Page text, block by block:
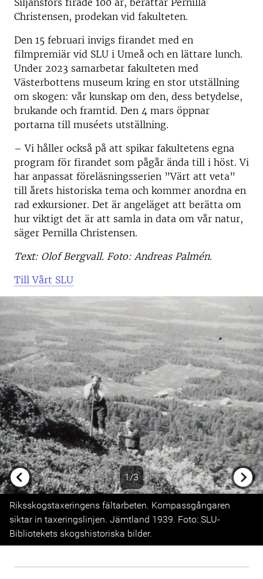
Christensen, prodekan vid fakulteten.
Den 15 februari invigs firandet med en
filmpremiär vid SLU i Umeå och en lättare lunch.
Under 2023 samarbetar fakulteten med
Västerbottens museum kring en stor utställning
om skogen: vår kunskap om den, dess betydelse,
brukande och framtid. Den 4 mars öppnar
portarna till muséets utställning.
– Vi håller också på att spikar fakultetens egna
program för firandet som pågår ända till i höst. Vi
har anpassat föreläsningsserien ”Värt att veta”
till årets historiska tema och kommer anordna en
rad exkursioner. Det är angeläget att berätta om
hur viktigt det är att samla in data om vår natur,
säger Pernilla Christensen.
Text: Olof Bergvall. Foto: Andreas Palmén.
Till Vårt SLU
1/3
Previous
Riksskogstaxeringens fältarbeten. Kompassgångaren
siktar in taxeringslinjen. Jämtland 1939. Foto: SLU-
Bibliotekets skogshistoriska bilder.